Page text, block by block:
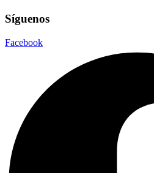
Síguenos
Facebook